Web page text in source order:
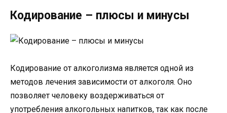
Кодирование – плюсы и минусы
Кодирование от алкоголизма является одной из
методов лечения зависимости от алкоголя. Оно
позволяет человеку воздерживаться от
употребления алкогольных напитков, так как после